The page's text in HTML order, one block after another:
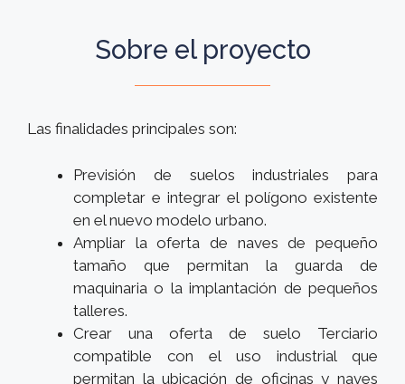
Sobre el proyecto
Las finalidades principales son:
Previsión de suelos industriales para
completar e integrar el polígono existente
en el nuevo modelo urbano.
Ampliar la oferta de naves de pequeño
tamaño que permitan la guarda de
maquinaria o la implantación de pequeños
talleres.
Crear una oferta de suelo Terciario
compatible con el uso industrial que
permitan la ubicación de oficinas y naves